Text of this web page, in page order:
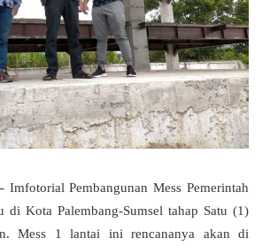
Imfotorial Pembangunan Mess Pemerintah
di Kota Palembang-Sumsel tahap Satu (1)
Mess 1 lantai ini rencananya akan di